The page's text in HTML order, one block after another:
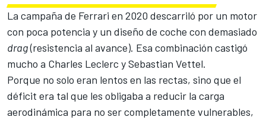
La campaña de Ferrari en 2020 descarriló por un motor
con poca potencia y un diseño de coche con demasiado
drag(resistencia al avance). Esa combinación castigó
mucho a Charles Leclerc ySebastian Vettel.
Porque no solo eran lentos en las rectas, sino que el
déficit era tal que les obligaba a reducir la carga
aerodinámica para no ser completamente vulnerables,